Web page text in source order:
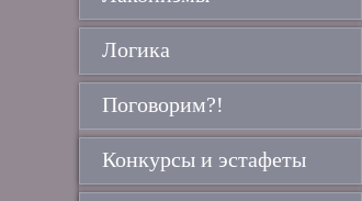
Логика
Поговорим?!
Конкурсы и эстафеты